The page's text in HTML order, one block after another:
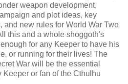
weapon development,
and plot ideas, key
and new rules for World War Two
this and a whole shoggoth's
for any Keeper to have his
or running for their lives! The
War will be the essential
Keeper or fan of the Cthulhu